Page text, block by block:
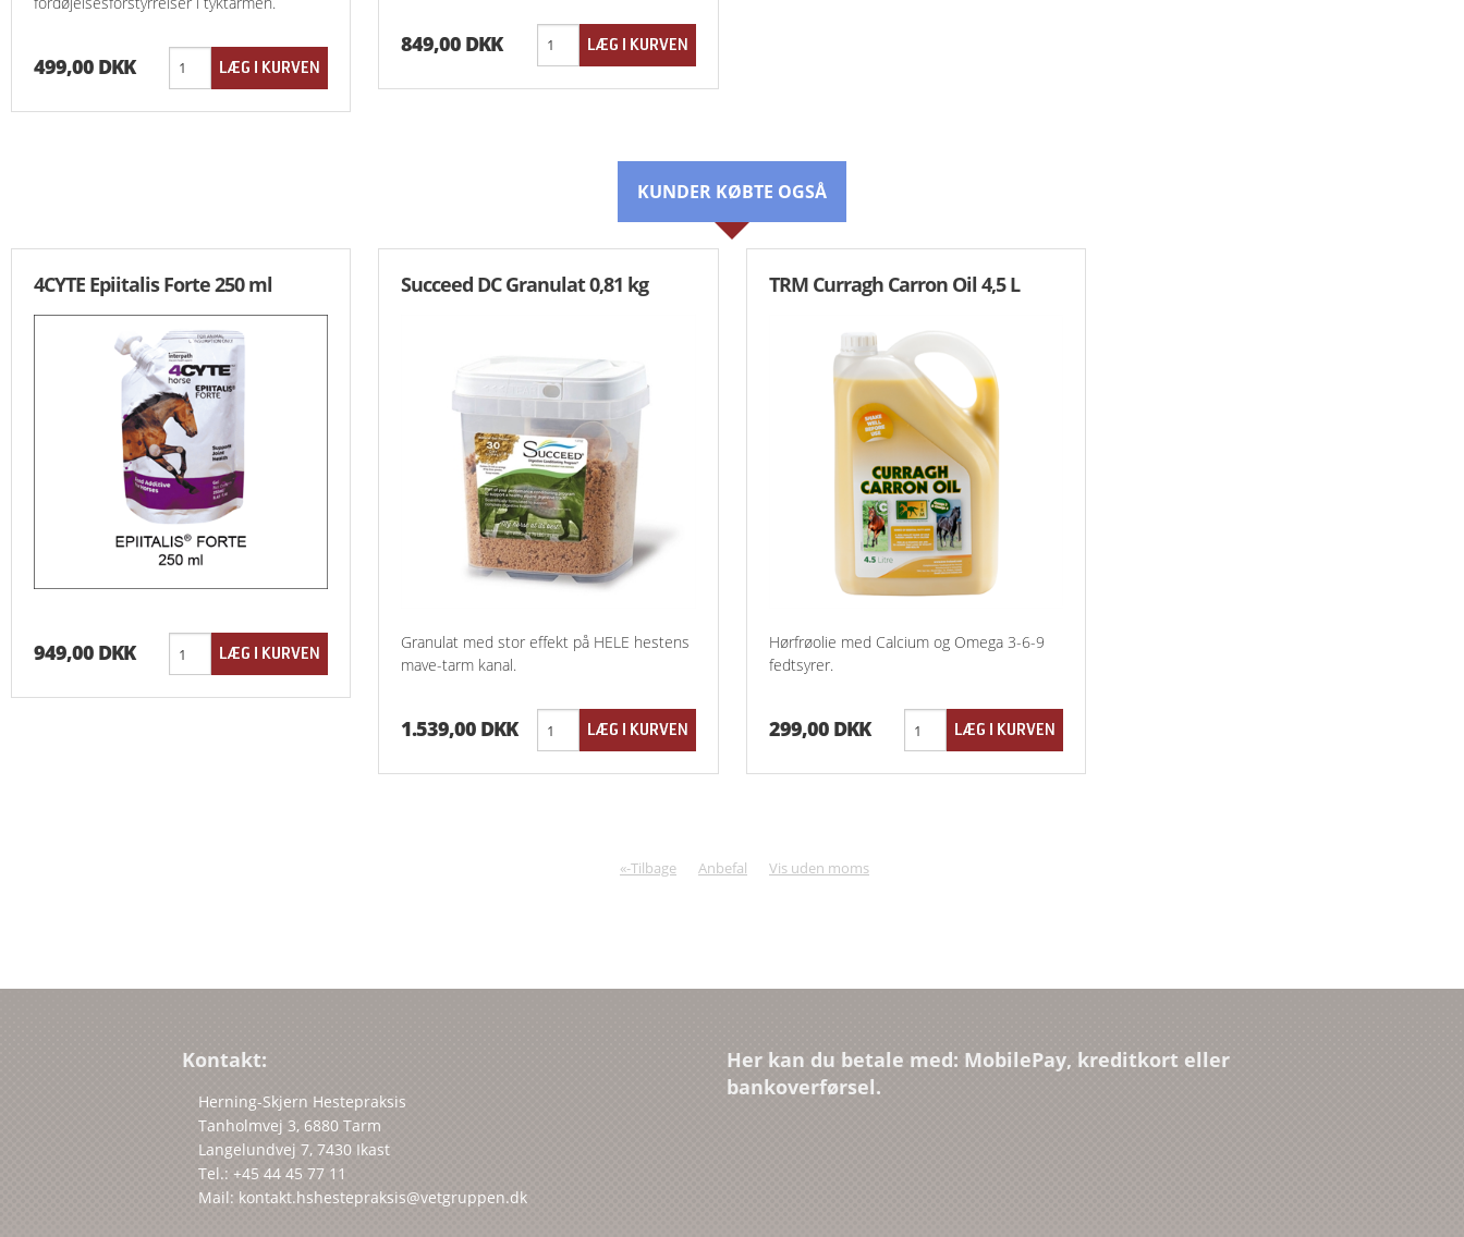
499,00 DKK
849,00 DKK
KUNDER KØBTE OGSÅ
4CYTE Epiitalis Forte 250 ml
949,00 DKK
Succeed DC Granulat 0,81 kg
Granulat med stor effekt på HELE hestens
mave-tarm kanal.
1.539,00 DKK
TRM Curragh Carron Oil 4,5 L
Hørfrøolie med Calcium og Omega 3-6-9
fedtsyrer.
299,00 DKK
«-Tilbage Anbefal Vis uden moms
Kontakt:
Herning-Skjern Hestepraksis
Tanholmvej 3, 6880 Tarm
Langelundvej 7, 7430 Ikast
Tel.: +45 44 45 77 11
Mail: kontakt.hshestepraksis@vetgruppen.dk
Her kan du betale med: MobilePay, kreditkort eller
bankoverførsel.